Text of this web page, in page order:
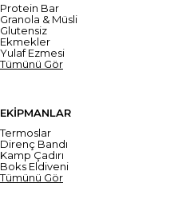
Protein Bar
Granola & Müsli
Glutensiz
Ekmekler
Yulaf Ezmesi
Tümünü Gör
EKİPMANLAR
Termoslar
Direnç Bandı
Kamp Çadırı
Boks Eldiveni
Tümünü Gör